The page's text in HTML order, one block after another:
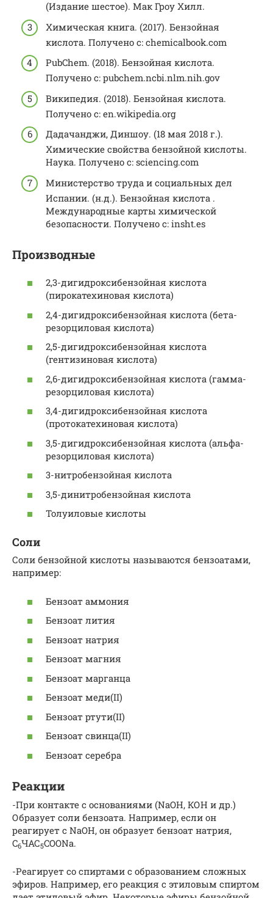
(Издание шестое). Мак Гроу Хилл.
Химическая книга. (2017). Бензойная
кислота. Получено с: chemicalbook.com
PubChem. (2018). Бензойная кислота.
Получено с: pubchem.ncbi.nlm.nih.gov
Википедия. (2018). Бензойная кислота.
Получено с: en.wikipedia.org
Дадачанджи, Диншоу. (18 мая 2018 г.).
Химические свойства бензойной кислоты.
Наука. Получено с: sciencing.com
Министерство труда и социальных дел
Испании. (н.д.). Бензойная кислота .
Международные карты химической
безопасности. Получено с: insht.es
Производные
2,3-дигидроксибензойная кислота
(пирокатехиновая кислота)
2,4-дигидроксибензойная кислота (бета-
резорциловая кислота)
2,5-дигидроксибензойная кислота
(гентизиновая кислота)
2,6-дигидроксибензойная кислота (гамма-
резорциловая кислота)
3,4-дигидроксибензойная кислота
(протокатехиновая кислота)
3,5-дигидроксибензойная кислота (альфа-
резорциловая кислота)
3-нитробензойная кислота
3,5-динитробензойная кислота
Толуиловые кислоты
Соли
Соли бензойной кислоты называются бензоатами,
например:
Бензоат аммония
Бензоат лития
Бензоат натрия
Бензоат магния
Бензоат марганца
Бензоат меди(II)
Бензоат ртути(II)
Бензоат свинца(II)
Бензоат серебра
Реакции
-При контакте с основаниями (NaOH, КОН и др.)
Образует соли бензоата. Например, если он
реагирует с NaOH, он образует бензоат натрия,
C6ЧАС5COONa.
-Реагирует со спиртами с образованием сложных
эфиров. Например, его реакция с этиловым спиртом